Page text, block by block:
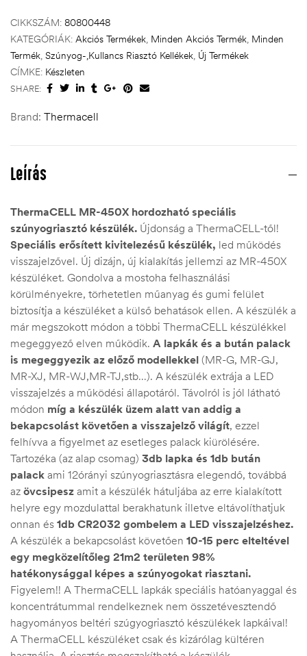
CIKKSZÁM: 80800448
KATEGÓRIÁK: Akciós Termékek, Minden Akciós Termék, Minden
Termék, Szúnyog-,Kullancs Riasztó Kellékek, Új Termékek
CÍMKE: Készleten
SHARE:
Brand: Thermacell
Leírás
ThermaCELL MR-450X hordozható speciális
szúnyogriasztó készülék. Újdonság a ThermaCELL-től!
Speciális erősített kivitelezésű készülék, led működés
visszajelzővel. Új dizájn, új kialakítás jellemzi az MR-450X
készüléket. Gondolva a mostoha felhasználási
körülményekre, törhetetlen műanyag és gumi felület
biztosítja a készüléket a külső behatások ellen. A készülék a
már megszokott módon a többi ThermaCELL készülékkel
megeggyező elven működik. A lapkák és a bután palack
is megeggyezik az előző modellekkel (MR-G, MR-GJ,
MR-XJ, MR-WJ,MR-TJ,stb…). A készülék extrája a LED
visszajelzés a működési állapotáról. Távolról is jól látható
módon míg a készülék üzem alatt van addig a
bekapcsolást követően a visszajelző világít, ezzel
felhívva a figyelmet az esetleges palack kiürölésére.
Tartozéka (az alap csomag) 3db lapka és 1db bután
palack ami 12órányi szúnyogriasztásra elegendő, továbbá
az övcsipesz amit a készülék hátuljába az erre kialakított
helyre egy mozdulattal berakhatunk illetve eltávolíthatjuk
onnan és 1db CR2032 gombelem a LED visszajelzéshez.
A készülék a bekapcsolást követően 10-15 perc elteltével
egy megközelítőleg 21m2 területen 98%
hatékonysággal képes a szúnyogokat riasztani.
Figyelem!! A ThermaCELL lapkák speciális hatóanyaggal és
koncentrátummal rendelkeznek nem összetévesztendő
hagyományos beltéri szúgyogriasztó készülékek lapkáival!
A ThermaCELL készüléket csak és kizárólag kültéren